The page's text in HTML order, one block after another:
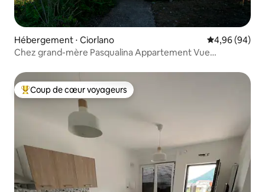
Hébergement ⋅ Ciorlano Évaluation
4,96 (94)
Chez grand-mère Pasqualina Appartement Vue
Coups de cœur voyageurs les plus appréciés
Coup de cœur voyageurs